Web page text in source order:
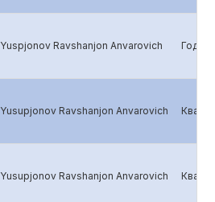
Yuspjonov Ravshanjon Anvarovich
Yusupjonov Ravshanjon Anvarovich
Yusupjonov Ravshanjon Anvarovich